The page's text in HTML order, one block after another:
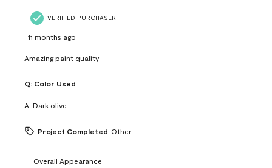
VERIFIED PURCHASER
11 months ago
Amazing paint quality
Q: Color Used
A: Dark olive
Project Completed Other
Overall Appearance